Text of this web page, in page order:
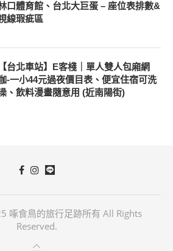
口體育館、台北大巨蛋 – 座位表排數&
線瑕疵區
【台北車站】E客棧｜單人雙人包廂網
-一小44元過夜價目表、便宜住宿可洗
、飲料漫畫隨意用 (近南陽街)
啄食鳥的旅行足跡所有 All Rights
Reserved.